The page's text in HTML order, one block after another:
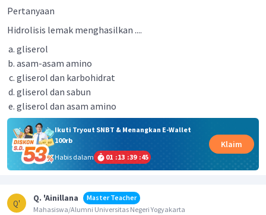
Pertanyaan
Hidrolisis lemak menghasilkan ....
gliserol
asam-asam amino
gliserol dan karbohidrat
gliserol dan sabun
gliserol dan asam amino
Ikuti Tryout SNBT & Menangkan E-Wallet
100rb
Habis dalam
01 :13 :39 :44
Klaim
Q'
Q. 'Ainillana
Master Teacher
Mahasiswa/Alumni Universitas Negeri Yogyakarta